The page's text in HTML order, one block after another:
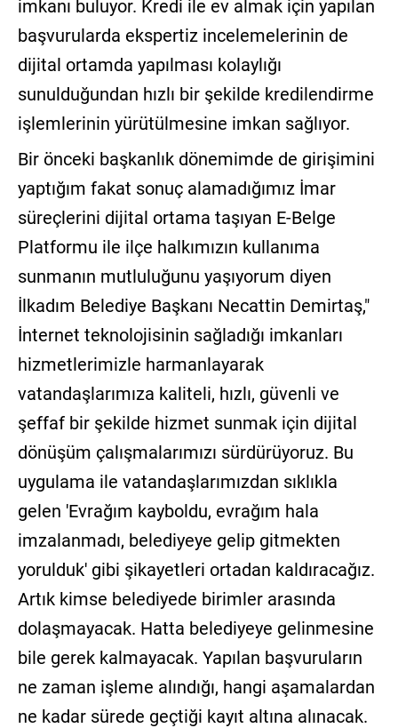
imkanı buluyor. Kredi ile ev almak için yapılan
başvurularda ekspertiz incelemelerinin de
dijital ortamda yapılması kolaylığı
sunulduğundan hızlı bir şekilde kredilendirme
işlemlerinin yürütülmesine imkan sağlıyor.
Bir önceki başkanlık dönemimde de girişimini
yaptığım fakat sonuç alamadığımız İmar
süreçlerini dijital ortama taşıyan E-Belge
Platformu ile ilçe halkımızın kullanıma
sunmanın mutluluğunu yaşıyorum diyen
İlkadım Belediye Başkanı Necattin Demirtaş,"
İnternet teknolojisinin sağladığı imkanları
hizmetlerimizle harmanlayarak
vatandaşlarımıza kaliteli, hızlı, güvenli ve
şeffaf bir şekilde hizmet sunmak için dijital
dönüşüm çalışmalarımızı sürdürüyoruz. Bu
uygulama ile vatandaşlarımızdan sıklıkla
gelen 'Evrağım kayboldu, evrağım hala
imzalanmadı, belediyeye gelip gitmekten
yorulduk' gibi şikayetleri ortadan kaldıracağız.
Artık kimse belediyede birimler arasında
dolaşmayacak. Hatta belediyeye gelinmesine
bile gerek kalmayacak. Yapılan başvuruların
ne zaman işleme alındığı, hangi aşamalardan
ne kadar sürede geçtiği kayıt altına alınacak.